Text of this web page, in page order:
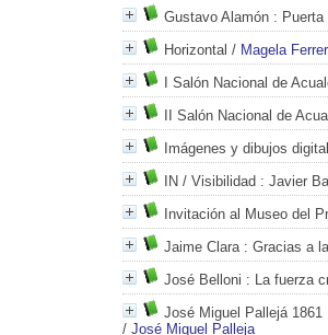
Gustavo Alamón : Puerta
Horizontal / Magela
I Salón Nacional de
II Salón Nacional de
Imágenes y dibujos
IN / Visibilidad : Javier
Invitación al Museo del
Jaime Clara: Gracias a
José Belloni : La fuerza
José Miguel Pallejá 1861
/ José Miguel Palleja